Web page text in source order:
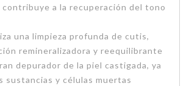
a la recuperación del tono
una limpieza profunda de cutis,
remineralizadora y reequilibrante
depurador de la piel castigada, ya
sustancias y células muertas